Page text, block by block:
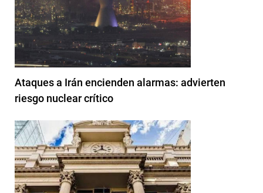
Ataques a Irán encienden alarmas: advierten
riesgo nuclear crítico